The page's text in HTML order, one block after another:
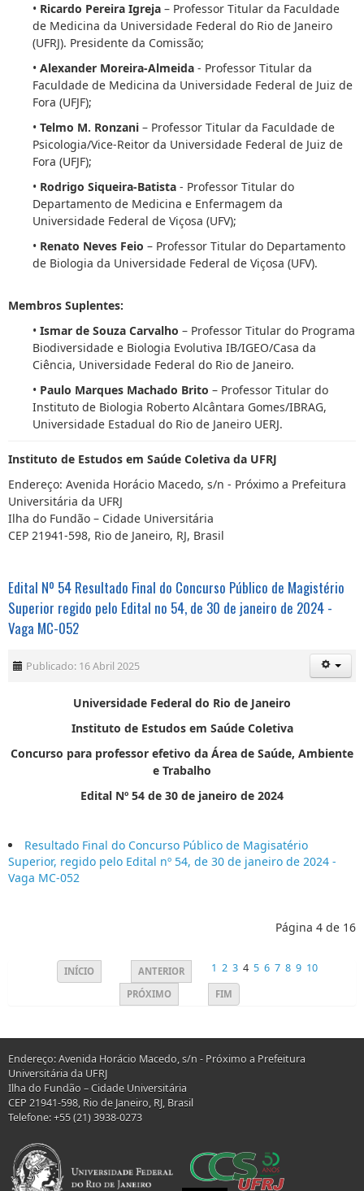
• Ricardo Pereira Igreja – Professor Titular da Faculdade
de Medicina da Universidade Federal do Rio de Janeiro
(UFRJ). Presidente da Comissão;
• Alexander Moreira-Almeida - Professor Titular da
Faculdade de Medicina da Universidade Federal de Juiz de
Fora (UFJF);
• Telmo M. Ronzani – Professor Titular da Faculdade de
Psicologia/Vice-Reitor da Universidade Federal de Juiz de
Fora (UFJF);
• Rodrigo Siqueira-Batista - Professor Titular do
Departamento de Medicina e Enfermagem da
Universidade Federal de Viçosa (UFV);
• Renato Neves Feio – Professor Titular do Departamento
de Biologia da Universidade Federal de Viçosa (UFV).
Membros Suplentes:
• Ismar de Souza Carvalho – Professor Titular do Programa
Biodiversidade e Biologia Evolutiva IB/IGEO/Casa da
Ciência, Universidade Federal do Rio de Janeiro.
• Paulo Marques Machado Brito – Professor Titular do
Instituto de Biologia Roberto Alcântara Gomes/IBRAG,
Universidade Estadual do Rio de Janeiro UERJ.
Instituto de Estudos em Saúde Coletiva da UFRJ
Endereço: Avenida Horácio Macedo, s/n - Próximo a Prefeitura
Universitária da UFRJ
Ilha do Fundão – Cidade Universitária
CEP 21941-598, Rio de Janeiro, RJ, Brasil
Edital Nº 54 Resultado Final do Concurso Público de Magistério
Superior regido pelo Edital no 54, de 30 de janeiro de 2024 -
Vaga MC-052
Publicado: 16 Abril 2025
Universidade Federal do Rio de Janeiro
Instituto de Estudos em Saúde Coletiva
Concurso para professor efetivo da Área de Saúde, Ambiente
e Trabalho
Edital Nº 54 de 30 de janeiro de 2024
Resultado Final do Concurso Público de Magisatério
Superior, regido pelo Edital nº 54, de 30 de janeiro de 2024 -
Vaga MC-052
Página 4 de 16
INÍCIO ANTERIOR 1 2 3 4 5 6 7 8 9 10
PRÓXIMO FIM
Endereço: Avenida Horácio Macedo, s/n - Próximo a Prefeitura
Universitária da UFRJ
Ilha do Fundão – Cidade Universitária
CEP 21941-598, Rio de Janeiro, RJ, Brasil
Telefone: +55 (21) 3938-0273